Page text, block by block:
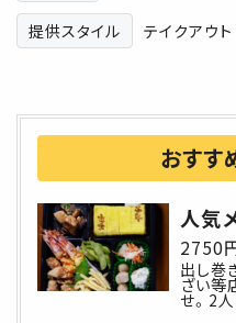
提供スタイル テイクアウト
おすす
人気
2750
出し巻
ざい等
せ。2